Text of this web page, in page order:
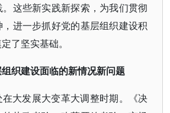
这些新实践新探索，为我们贯彻
进一步抓好党的基层组织建设积
了坚实基础。
织建设面临的新情况新问题
大发展大变革大调整时期。《决